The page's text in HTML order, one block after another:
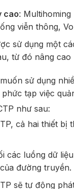
cao:
viễn thông,
sử dụng một
từ đó nâng
sử dụng
tạp việc
như sau:
cả hai thiết
các luồng dữ
đường truyền.
sẽ tự động